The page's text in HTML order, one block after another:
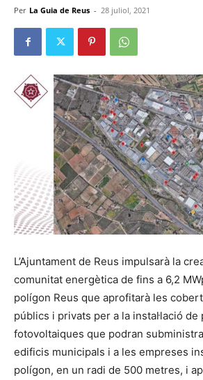
Per La Guia de Reus - 28 juliol, 2021
L’Ajuntament de Reus impulsarà la
comunitat energètica de fins a 6,2
polígon Reus que aprofitarà les
públics i privats per a la instal·lació de
fotovoltaiques que podran
edificis municipals i a les empreses
polígon, en un radi de 500 metres, i